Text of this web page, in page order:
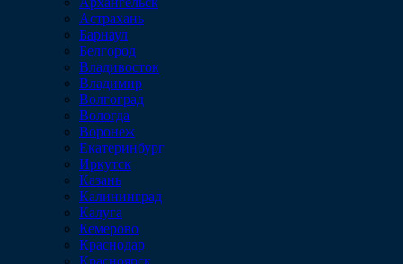
Астрахань
Барнаул
Белгород
Владивосток
Владимир
Волгоград
Вологда
Воронеж
Екатеринбург
Иркутск
Казань
Калининград
Калуга
Кемерово
Краснодар
Красноярск